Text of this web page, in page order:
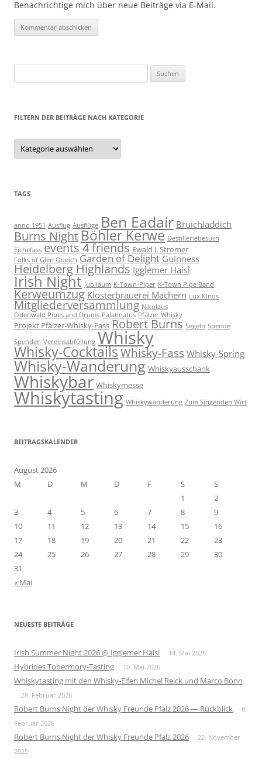
Benachrichtige mich über neue Beiträge via E-Mail.
nach:
FILTERN DER BEITRÄGE NACH KATEGORIE
Filtern
der
Beiträge
TAGS
anno 1951 Ausflug Ausflüge Ben Eadair Bruichladdich
Burns Night Böhler Kerwe Destilleriebesuch
Eichefass events 4 friends Ewald J. Stromer
Folks of Glen Queich Garden of Delight Guinness
Heidelberg Highlands Igglemer Haisl
Irish Night Jubiläum K-Town-Piper K-Town Pipe Band
Kerweumzug Klosterbrauerei Machern Lux Kinos
Mitgliederversammlung Nikolaus
Odenwald Pipes and Drums Palatinatus Pfälzer Whisky
Projekt Pfälzer-Whisky-Fass Robert Burns Segeln Spende
Spenden Vereinsabfüllung Whisky
Whisky-CocktailsWhisky-Fass Whisky-Spring
Whisky-Wanderung Whiskyausschank
Whiskybar Whiskymesse
Whiskytasting Whiskywanderung Zum Singenden Wirt
BEITRAGSKALENDER
August 2026
M
D M D F S
S
1
2
3
4 5 6 7 8
9
10
11 12 13 14 15
16
17
18 19 20 21 22
23
24
25 26 27 28 29
30
31
« Mai
NEUESTE BEITRÄGE
Irish Summer Night 2026 @ Igglemer Haisl 14. Mai 2026
Hybrides Tobermory-Tasting 10. Mai 2026
Whiskytasting mit den Whisky-Elfen Michel Reick und Marco Bonn
28. Februar 2026
Robert Burns Night der Whisky Freunde Pfalz 2026 — Rückblick
8.
Februar 2026
Robert Burns Night der Whisky Freunde Pfalz 2026
22. November
2025